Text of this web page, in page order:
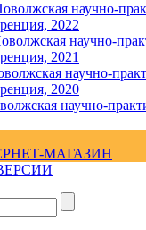
научно-
2022
научно-
2021
научно-
2020
научно-
МАГАЗИН